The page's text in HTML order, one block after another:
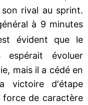
rival au sprint.
à 9 minutes
évident que le
espérait évoluer
mais il a cédé en
victoire d'étape
force de caractère